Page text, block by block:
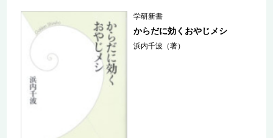
学研新書
からだに効くおやじメシ
浜内千波（著）